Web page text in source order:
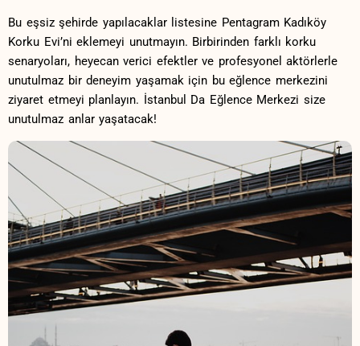
Bu eşsiz şehirde yapılacaklar listesine Pentagram Kadıköy
Korku Evi’ni eklemeyi unutmayın. Birbirinden‌ farklı korku⁤
senaryoları, heyecan verici efektler ve profesyonel aktörlerle
unutulmaz bir deneyim yaşamak için bu eğlence merkezini
⁢ziyaret etmeyi planlayın. İstanbul Da Eğlence Merkezi size
unutulmaz anlar ‌yaşatacak!